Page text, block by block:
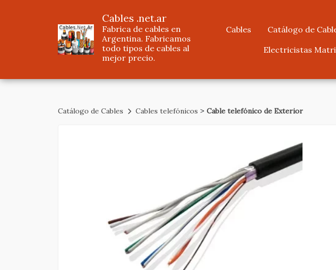
Cables .net.ar
Fabrica de cables en
Argentina. Fabricamos
todo tipos de cables al
mejor precio.
Cables Catálogo de
Electricistas
Catálogo de Cables Cables telefónicos > Cable telefónico de Exterior